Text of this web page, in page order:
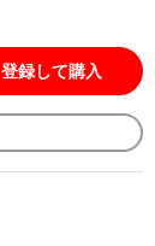
登録して購入